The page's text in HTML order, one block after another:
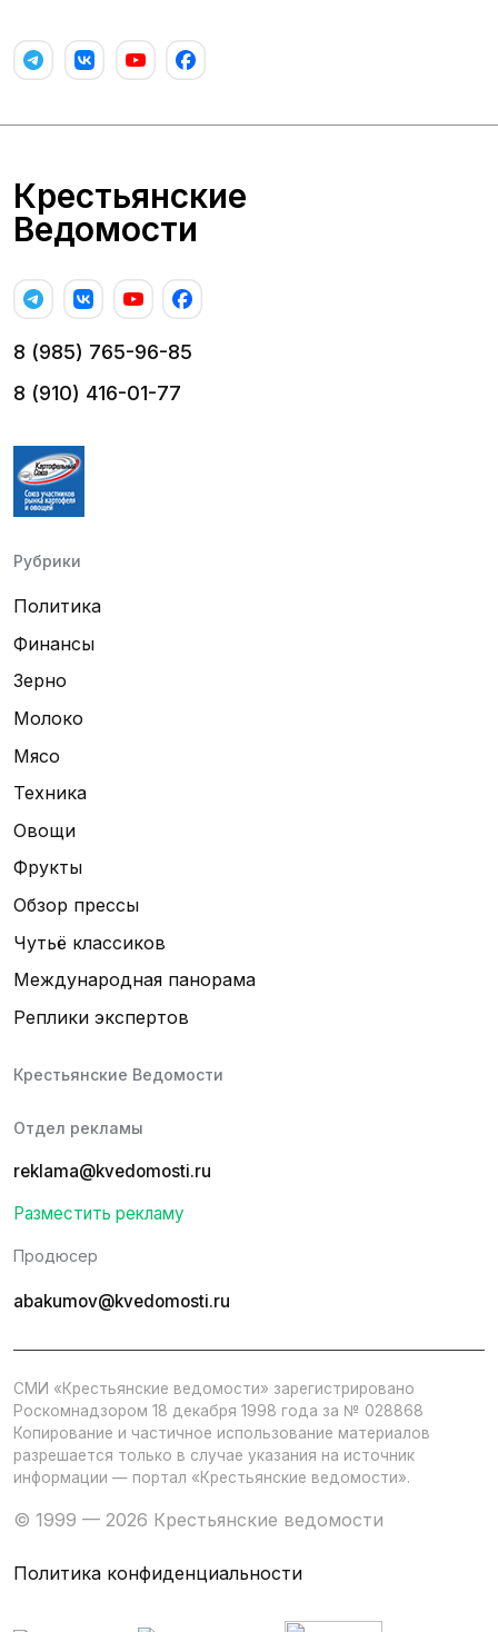
Крестьянские
Ведомости
8 (985) 765-96-85
8 (910) 416-01-77
Рубрики
Политика
Финансы
Зерно
Молоко
Мясо
Техника
Овощи
Фрукты
Обзор прессы
Чутьё классиков
Международная панорама
Реплики экспертов
Крестьянские Ведомости
Отдел рекламы
reklama@kvedomosti.ru
Разместить рекламу
Продюсер
abakumov@kvedomosti.ru
СМИ «Крестьянские ведомости» зарегистрировано
Роскомнадзором 18 декабря 1998 года за № 028868
Копирование и частичное использование материалов
разрешается только в случае указания на источник
информации — портал «Крестьянские ведомости».
© 1999 — 2026 Крестьянские ведомости
Политика конфиденциальности